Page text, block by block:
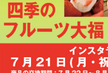
〒761-0101 香川県高松市
087-844-8801（受付